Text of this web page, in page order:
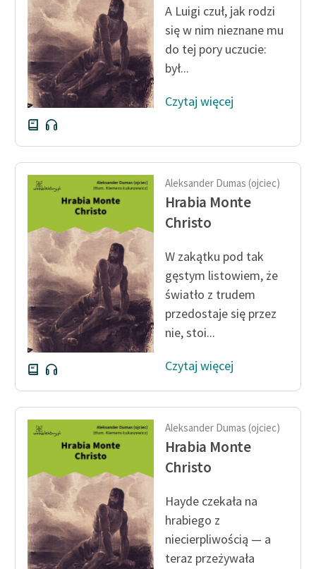
do domeny publicznej,
lektur szkolnych oraz
Starego Testamentu
Odkurzamy bohaterów
Szkoła Poezji Wolnych
O nas
Kontakt
O projekcie
Zespół
Zasady wykorzystania
Wolnych Lektur
Logotypy
Materiały promocyjne
Polityka prywatności
Regulamin biblioteki
Dane fundacji i
sprawozdania finansowe
Regulamin darowizn
Informacja o treściach
wrażliwych
Deklaracja dostępności
A Luigi czuł, jak rodzi
się w nim nieznane mu
do tej pory uczucie:
był...
Czytaj więcej
Aleksander Dumas (ojciec)
Hrabia Monte
Christo
W zakątku pod tak
gęstym listowiem, że
światło z trudem
przedostaje się przez
nie, stoi...
Czytaj więcej
Aleksander Dumas (ojciec)
Hrabia Monte
Christo
Hayde czekała na
hrabiego z
niecierpliwością — a
teraz przeżywała